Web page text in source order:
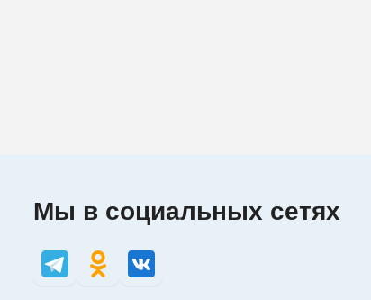
Мы в социальных сетях